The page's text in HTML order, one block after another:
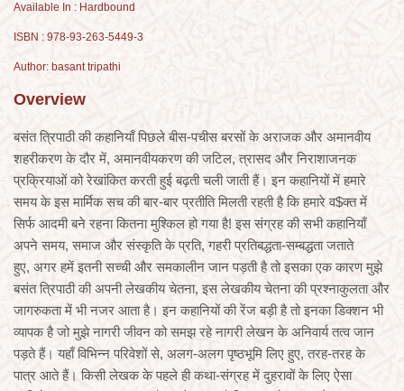
Available In : Hardbound
ISBN : 978-93-263-5449-3
Author: basant tripathi
Overview
बसंत त्रिपाठी की कहानियाँ पिछले बीस-पचीस बरसों के अराजक और अमानवीय
शहरीकरण के दौर में, अमानवीयकरण की जटिल, त्रासद और निराशाजनक
प्रक्रियाओं को रेखांकित करती हुई बढ़ती चली जाती हैं। इन कहानियों में हमारे
समय के इस मार्मिक सच की बार-बार प्रतीति मिलती रहती है कि हमारे व$क्त में
सिर्फ आदमी बने रहना कितना मुश्किल हो गया है! इस संग्रह की सभी कहानियाँ
अपने समय, समाज और संस्कृति के प्रति, गहरी प्रतिबद्धता-सम्बद्धता जताते
हुए, अगर हमें इतनी सच्ची और समकालीन जान पड़ती है तो इसका एक कारण मुझे
बसंत त्रिपाठी की अपनी लेखकीय चेतना, इस लेखकीय चेतना की प्रश्नाकुलता और
जागरुकता में भी नजर आता है। इन कहानियों की रेंज बड़ी है तो इनका डिक्शन भी
व्यापक है जो मुझे नागरी जीवन को समझ रहे नागरी लेखन के अनिवार्य तत्व जान
पड़ते हैं। यहाँ विभिन्न परिवेशों से, अलग-अलग पृष्ठभूमि लिए हुए, तरह-तरह के
पात्र आते हैं। किसी लेखक के पहले ही कथा-संग्रह में दुहरावों के लिए ऐसा